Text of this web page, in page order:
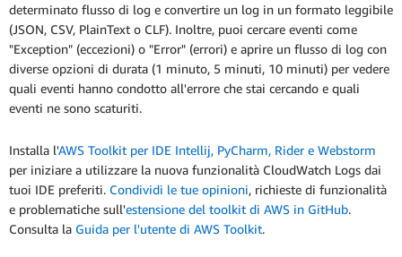
determinato flusso di log e convertire un log in un formato leggibile
(JSON, CSV, PlainText o CLF). Inoltre, puoi cercare eventi come
"Exception" (eccezioni) o "Error" (errori) e aprire un flusso di log con
diverse opzioni di durata (1 minuto, 5 minuti, 10 minuti) per vedere
quali eventi hanno condotto all'errore che stai cercando e quali
eventi ne sono scaturiti.
Installa l'AWS Toolkit per IDE Intellij, PyCharm, Rider e Webstorm
per iniziare a utilizzare la nuova funzionalità CloudWatch Logs dai
tuoi IDE preferiti. Condividi le tue opinioni, richieste di funzionalità
e problematiche sull'estensione del toolkit di AWS in GitHub.
Consulta la Guida per l'utente di AWS Toolkit.